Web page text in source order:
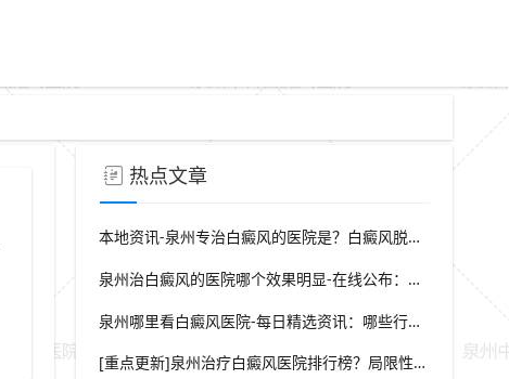
夏季稳定白斑的科学管理方式
热点文章
本地资讯-泉州专治白癜风的医院是？白癜风脱屑是什么症状？
泉州治白癜风的医院哪个效果明显-在线公布：生活中哪些因素会诱发出白癜风
泉州哪里看白癜风医院-每日精选资讯：哪些行为会导致白癜风白斑在长
[重点更新]泉州治疗白癜风医院排行榜？局限性白癜风早期症状？